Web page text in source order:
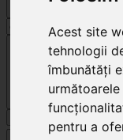
Acest site
tehnologii
îmbunătăți
pentru a
Cluj-Napoca